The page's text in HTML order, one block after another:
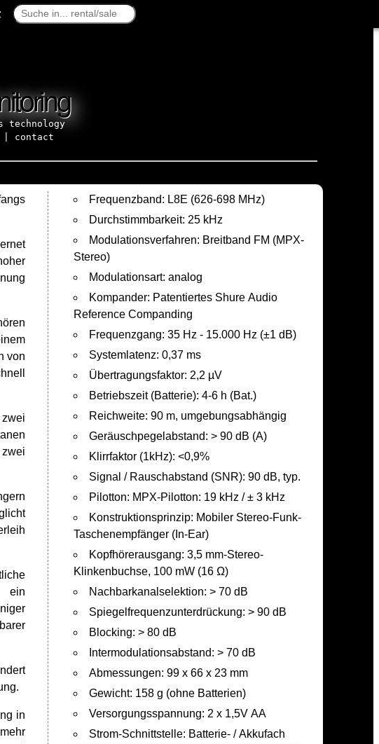
technology
| contact
von
ein
in
Frequenzband: L8E (626-698 MHz)
Durchstimmbarkeit: 25 kHz
Modulationsverfahren: Breitband FM (MPX-
Stereo)
Modulationsart: analog
Kompander: Patentiertes Shure Audio
Reference Companding
Frequenzgang: 35 Hz - 15.000 Hz (±1 dB)
Systemlatenz: 0,37 ms
Übertragungsfaktor: 2,2 µV
Betriebszeit (Batterie): 4-6 h (Bat.)
Reichweite: 90 m, umgebungsabhängig
Geräuschpegelabstand: > 90 dB (A)
Klirrfaktor (1kHz): <0,9%
Signal / Rauschabstand (SNR): 90 dB, typ.
Pilotton: MPX-Pilotton: 19 kHz / ± 3 kHz
Konstruktionsprinzip: Mobiler Stereo-Funk-
Taschenempfänger (In-Ear)
Kopfhörerausgang: 3,5 mm-Stereo-
Klinkenbuchse, 100 mW (16 Ω)
Nachbarkanalselektion: > 70 dB
Spiegelfrequenzunterdrückung: > 90 dB
Blocking: > 80 dB
Intermodulationsabstand: > 70 dB
Abmessungen: 99 x 66 x 23 mm
Gewicht: 158 g (ohne Batterien)
Versorgungsspannung: 2 x 1,5V AA
Strom-Schnittstelle: Batterie- / Akkufach